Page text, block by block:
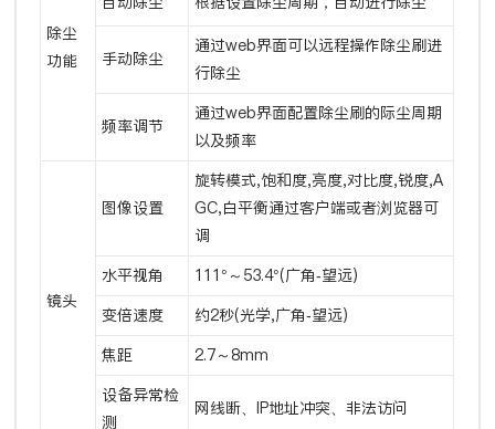
除尘
功能
手动除尘
通过web界面可以远程操作除尘刷进
行除尘
频率调节
通过web界面配置除尘刷的际尘周期
以及频率
镜头
图像设置
旋转模式,饱和度,亮度,对比度,锐度,A
GC,白平衡通过客户端或者浏览器可
调
水平视角 111°～53.4°(广角-望远)
变倍速度 约2秒(光学,广角-望远)
焦距 2.7～8mm
设备异常检
测
网线断、IP地址冲突、非法访问